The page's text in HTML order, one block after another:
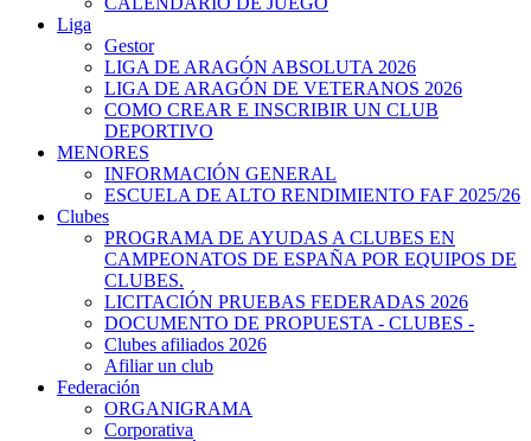
Liga
Gestor
LIGA DE ARAGÓN ABSOLUTA 2026
LIGA DE ARAGÓN DE VETERANOS 2026
COMO CREAR E INSCRIBIR UN CLUB
DEPORTIVO
MENORES
INFORMACIÓN GENERAL
ESCUELA DE ALTO RENDIMIENTO FAF 2025/26
Clubes
PROGRAMA DE AYUDAS A CLUBES EN
CAMPEONATOS DE ESPAÑA POR EQUIPOS DE
CLUBES.
LICITACIÓN PRUEBAS FEDERADAS 2026
DOCUMENTO DE PROPUESTA - CLUBES -
Clubes afiliados 2026
Afiliar un club
Federación
ORGANIGRAMA
Corporativa